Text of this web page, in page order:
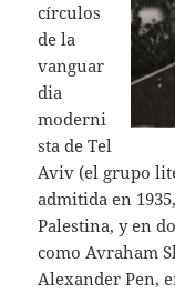
círculos
de la
vanguar
dia
moderni
sta de Tel
Aviv (el grupo
admitida en
Palestina, y en
como Avraham
Alexander Pen,